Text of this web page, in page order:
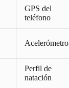
GPS del
teléfono
Acelerómetro
Perfil de
natación